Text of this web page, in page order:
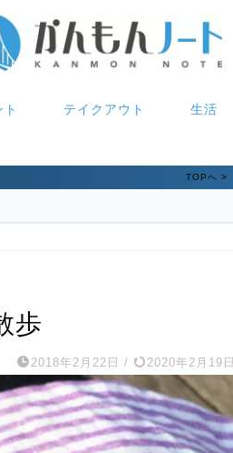
テイクアウト 生活
TOPへ >
歩
2018年2月22日 / 2020年2月19日